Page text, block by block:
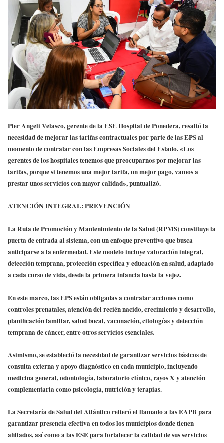
Pier Angeli Velasco, gerente de la ESE Hospital de Ponedera, resaltó la
necesidad de mejorar las tarifas contractuales por parte de las EPS al
momento de contratar con las Empresas Sociales del Estado. «Los
gerentes de los hospitales tenemos que preocuparnos por mejorar las
tarifas, porque si tenemos una mejor tarifa, un mejor pago, vamos a
prestar unos servicios con mayor calidad», puntualizó.
ATENCIÓN INTEGRAL: PREVENCIÓN
La Ruta de Promoción y Mantenimiento de la Salud (RPMS) constituye la
puerta de entrada al sistema, con un enfoque preventivo que busca
anticiparse a la enfermedad. Este modelo incluye valoración integral,
detección temprana, protección específica y educación en salud, adaptado
a cada curso de vida, desde la primera infancia hasta la vejez.
En este marco, las EPS están obligadas a contratar acciones como
controles prenatales, atención del recién nacido, crecimiento y desarrollo,
planificación familiar, salud bucal, vacunación, citologías y detección
temprana de cáncer, entre otros servicios esenciales.
Asimismo, se estableció la necesidad de garantizar servicios básicos de
consulta externa y apoyo diagnóstico en cada municipio, incluyendo
medicina general, odontología, laboratorio clínico, rayos X y atención
complementaria como psicología, nutrición y terapias.
La Secretaría de Salud del Atlántico reiteró el llamado a las EAPB para
garantizar presencia efectiva en todos los municipios donde tienen
afiliados, así como a las ESE para fortalecer la calidad de sus servicios